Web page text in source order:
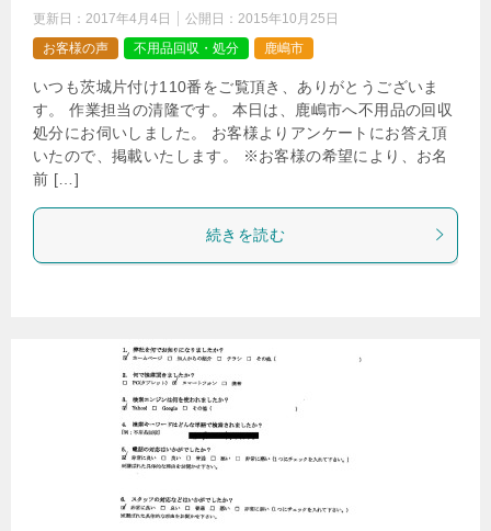
更新日： 2017年4月4日 公開日： 2015年10月25日
お客様の声
不用品回収・処分 鹿嶋市
いつも茨城片付け110番をご覧頂き、ありがとうございま
す。 作業担当の清隆です。 本日は、鹿嶋市へ不用品の回収
処分にお伺いしました。 お客様よりアンケートにお答え頂
いたので、掲載いたします。 ※お客様の希望により、お名
前 […]
続きを読む